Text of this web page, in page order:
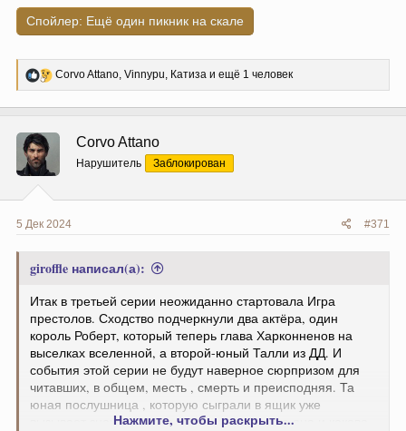
Спойлер: Ещё один пикник на скале
Р
е
ц
:
Corvo Attano, Vinnypu, Катиза и ещё 1 человек
Corvo Attano
Нарушитель Заблокирован
5 Дек 2024 #371
giroffle написал(а):
Итак в третьей серии неожиданно стартовала Игра
престолов. Сходство подчеркнули два актёра, один
король Роберт, который теперь глава Харконненов на
выселках вселенной, а второй-юный Талли из ДД. И
события этой серии не будут наверное сюрпризом для
читавших, в общем, месть , смерть и преисподняя. Та
юная послушница , которую сыграли в ящик уже
вызывает значительные вопросы о том, кто она и каково
Нажмите, чтобы раскрыть...